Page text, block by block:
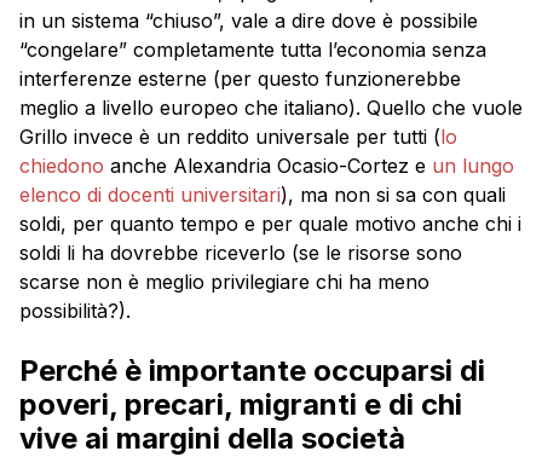
in un sistema “chiuso”, vale a dire dove è possibile
“congelare” completamente tutta l’economia senza
interferenze esterne (per questo funzionerebbe
meglio a livello europeo che italiano). Quello che vuole
Grillo invece è un reddito universale per tutti (lo
chiedono anche Alexandria Ocasio-Cortez e un lungo
elenco di docenti universitari), ma non si sa con quali
soldi, per quanto tempo e per quale motivo anche chi i
soldi li ha dovrebbe riceverlo (se le risorse sono
scarse non è meglio privilegiare chi ha meno
possibilità?).
Perché è importante occuparsi di
poveri, precari, migranti e di chi
vive ai margini della società